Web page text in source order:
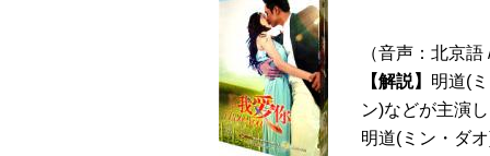
（音声：北京
【解説】 明道(
ン)などが主演
明道(ミン・ダ